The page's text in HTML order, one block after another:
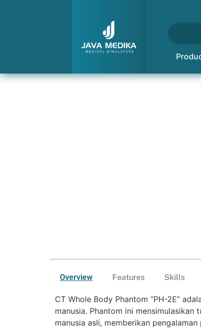
Overview Features Skills
CT Whole Body Phantom “PH-2E”
manusia. Phantom ini
manusia asli, memberikan